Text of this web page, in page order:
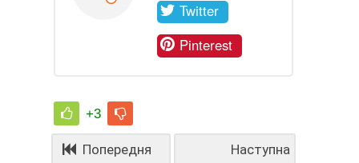
Twitter
Pinterest
+3
Попередня
Наступна